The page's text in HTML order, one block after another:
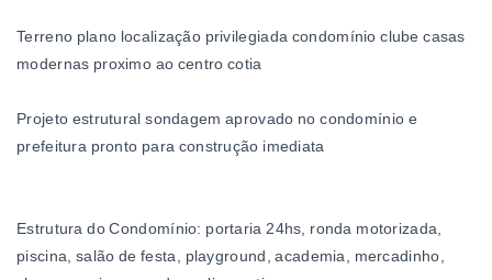
Terreno plano localização privilegiada condomínio clube casas
modernas proximo ao centro cotia
Projeto estrutural sondagem aprovado no condomínio e
prefeitura pronto para construção imediata
Estrutura do Condomínio: portaria 24hs, ronda motorizada,
piscina, salão de festa, playground, academia, mercadinho,